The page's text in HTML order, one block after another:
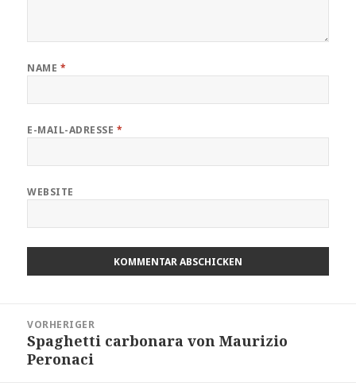
NAME *
E-MAIL-ADRESSE *
WEBSITE
VORHERIGER
Vorheriger
Beitrag:
Spaghetti carbonara von Maurizio
Peronaci